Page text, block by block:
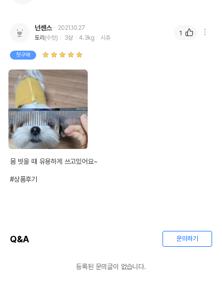
경우 그에 대한 사항
수입자를 함께 표기
AS책임자와 전화번호
또는 소비자상담 관련
전화번호
유통기한
넌센스
2021.10.27
토리 (수컷) 3살 4.3kg 시츄
첫구매
몸 빗을 때 유용하게 쓰고있어요~
#상품후기
1
Q&A 문의하기
등록된 문의글이 없습니다.